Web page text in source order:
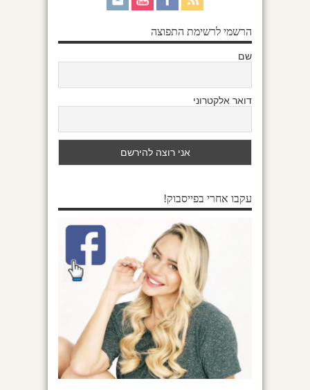
הרשמי לרשימת התפוצה
שם
דואר אלקטרוני
עקבו אחרי בפייסבוק!